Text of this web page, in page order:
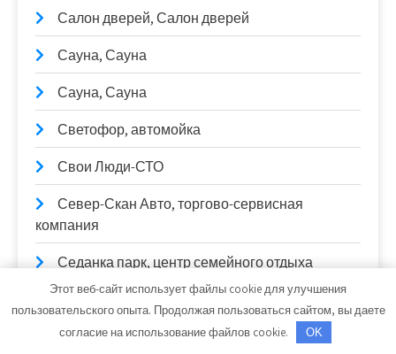
Салон дверей, Салон дверей
Сауна, Сауна
Сауна, Сауна
Светофор, автомойка
Свои Люди-СТО
Север-Скан Авто, торгово-сервисная
компания
Седанка парк, центр семейного отдыха
Сельга, аквасауна
Семейная баня
Этот веб-сайт использует файлы cookie для улучшения
пользовательского опыта. Продолжая пользоваться сайтом, вы даете
согласие на использование файлов cookie.
OK